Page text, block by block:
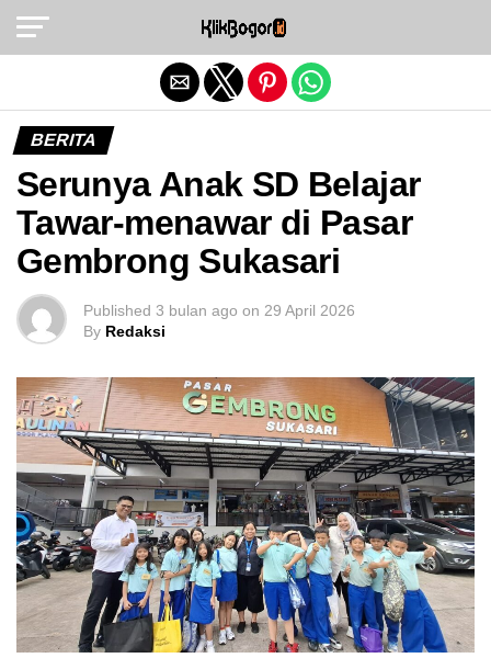
BERITA
Serunya Anak SD Belajar
Tawar-menawar di Pasar
Gembrong Sukasari
Published 3 bulan ago on 29 April 2026
By Redaksi
Exit mobile version